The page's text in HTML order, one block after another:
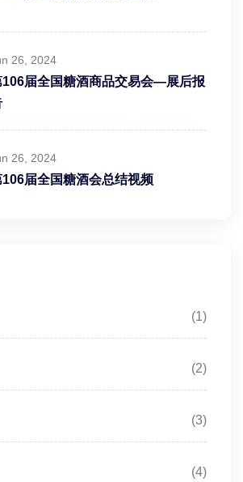
26, 2024
106届全国糖酒商品交易会—展后报
26, 2024
106届全国糖酒会总结视频
(1)
(2)
(3)
(4)